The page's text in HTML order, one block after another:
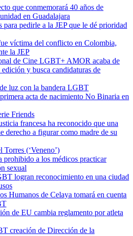
que conmemorará 40 años de
en Guadalajara
para pedirle a la JEP que le dé prioridad
víctima del conflicto en Colombia,
la JEP
de Cine LGBT+ AMOR acaba de
y busca candidaturas de
luz con la bandera LGBT
acta de nacimiento No Binaria en
Friends
francesa ha reconocido que una
derecho a figurar como madre de su
(‘Veneno’)
prohibido a los médicos practicar
sexual
logran reconocimiento en una ciudad
Humanos de Celaya tomará en cuenta
de EU cambia reglamento por atleta
creación de Dirección de la